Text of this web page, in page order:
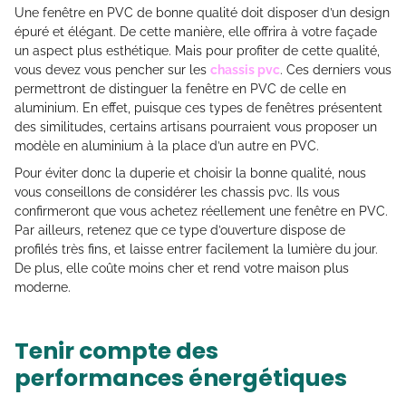
Une fenêtre en PVC de bonne qualité doit disposer d’un design
épuré et élégant. De cette manière, elle offrira à votre façade
un aspect plus esthétique. Mais pour profiter de cette qualité,
vous devez vous pencher sur les chassis pvc. Ces derniers vous
permettront de distinguer la fenêtre en PVC de celle en
aluminium. En effet, puisque ces types de fenêtres présentent
des similitudes, certains artisans pourraient vous proposer un
modèle en aluminium à la place d’un autre en PVC.
Pour éviter donc la duperie et choisir la bonne qualité, nous
vous conseillons de considérer les chassis pvc. Ils vous
confirmeront que vous achetez réellement une fenêtre en PVC.
Par ailleurs, retenez que ce type d’ouverture dispose de
profilés très fins, et laisse entrer facilement la lumière du jour.
De plus, elle coûte moins cher et rend votre maison plus
moderne.
Tenir compte des
performances énergétiques